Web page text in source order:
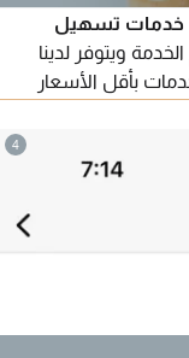
خدمات تسهيل
ويتوفر لدينا
بأقل الأسعار
جميع الموافقات
جمركي
4